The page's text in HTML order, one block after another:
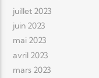
juillet 2023
juin 2023
mai 2023
avril 2023
mars 2023